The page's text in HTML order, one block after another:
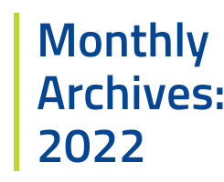
Monthly
Archives:
2022